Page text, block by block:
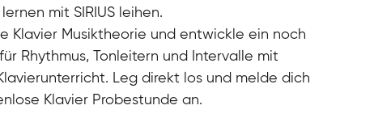
mit SIRIUS leihen.
Klavier Musiktheorie und entwickle ein noch
Rhythmus, Tonleitern und Intervalle mit
Leg direkt los und melde dich
Klavier Probestunde an.